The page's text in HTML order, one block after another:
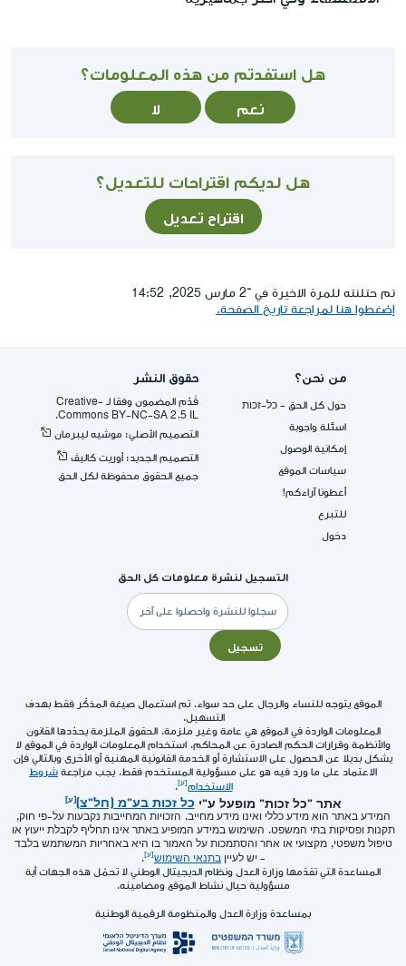
هل استفدتم من هذه المعلومات؟
نعم لا
هل لديكم اقتراحات للتعديل؟
اقتراح تعديل
تم حتلنته للمرة الاخيرة في ־2 مارس 2025, 14:52
إضغطوا هنا لمراجعة تاريخ الصفحة.
من نحن؟
حول كل الحق - כל-זכות
اسئلة واجوبة
إمكانية الوصول
سياسات الموقع
أعطونا آراءكم!
للتبرع
دخول
حقوق النشر
قُدِّم المضمون وفقا لـ -Creative
Commons BY-NC-SA 2.5 IL.
التصميم الأصلي: موشيه ليبرمان
التصميم الجديد: أوريت كاليڤ
جميع الحقوق محفوظة لكل الحق
التسجيل لنشرة معلومات كل الحق
البريد
الإلكتروني
تسجيل
الموقع يتوجه للنساء والرجال على حد سواء. تم استعمال صيغة المذكّر فقط بهدف
التسهيل.
المعلومات الواردة في الموقع هي عامة وغير ملزمة. الحقوق الملزمة يحدّدها القانون
والأنظمة وقرارات الحكم الصادرة عن المحاكم. استخدام المعلومات الواردة في الموقع لا
يشكل بديلا عن الحصول على الاستشارة أو الخدمة القانونية المهنية أو الأخرى وبالتالي فإن
الاعتماد على ما ورد فيه هو على مسؤولية المستخدم فقط. يجب مراجعة شروط
الاستخدام
.
אתר "כל זכות" מופעל ע"י כל זכות בע"מ (חל"צ)
המידע באתר הוא מידע כללי ואינו מידע מחייב. הזכויות המחייבות נקבעות על-פי חוק,
תקנות ופסיקות בתי המשפט. השימוש במידע המופיע באתר אינו תחליף לקבלת ייעוץ או
טיפול משפטי, מקצועי או אחר והסתמכות על האמור בו היא באחריות המשתמש בלבד
- יש לעיין בתנאי השימוש
.
المساعدة التي تقدّمها وزارة العدل ونظام الديجيتال الوطني لا تحمّل هذه الجهات أية
مسؤولية حيال نشاط الموقع ومضامينه.
بمساعدة وزارة العدل والمنظومة الرقمية الوطنية